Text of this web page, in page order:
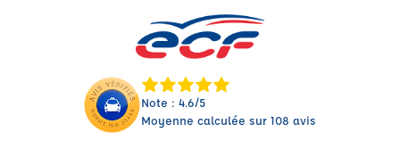
Note : 4.6/5
Moyenne calculée sur 108 avis